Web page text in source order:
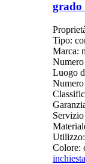
grado
Tipo:
Marca:
Luogo
Colore:
inchiesta